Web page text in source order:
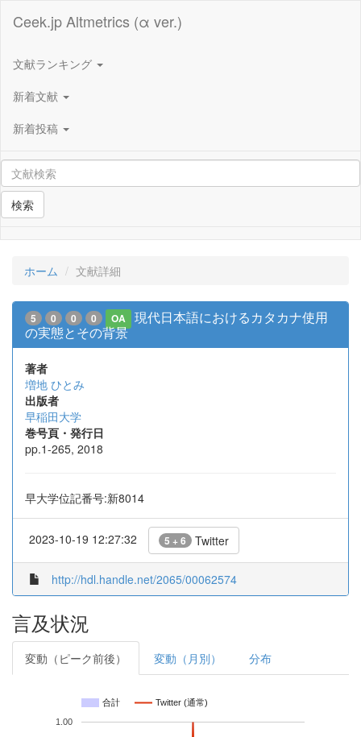
Ceek.jp Altmetrics (α ver.)
文献ランキング
新着文献
新着投稿
検索
ホーム 文献詳細
5 0 0 0 OA
現代日本語におけるカタカナ使用
の実態とその背景
著者
増地 ひとみ
出版者
早稲田大学
巻号頁・発行日
pp.1-265, 2018
早大学位記番号:新8014
2023-10-19 12:27:32 5 + 6 Twitter
http://hdl.handle.net/2065/00062574
言及状況
変動（ピーク前後） 変動（月別） 分布
合計 Twitter (通常)
1.00